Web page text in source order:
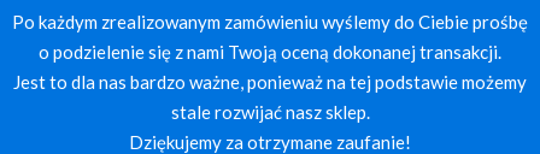
Po każdym zrealizowanym zamówieniu wyślemy do Ciebie prośbę
o podzielenie się z nami Twoją oceną dokonanej transakcji.
Jest to dla nas bardzo ważne, ponieważ na tej podstawie możemy
stale rozwijać nasz sklep.
Dziękujemy za otrzymane zaufanie!